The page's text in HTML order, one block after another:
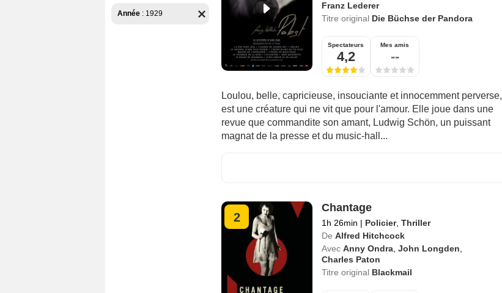
Année : 1929
Franz Lederer
Titre original Die Büchse der Pandora
Spectateurs
4,2
Mes amis
--
Loulou, belle, capricieuse, insouciante et innocemment perverse,
est une créature qui ne vit que pour l'amour. Elle joue dans une
revue que commandite son amant, Ludwig Schön, un puissant
magnat de la presse et du music-hall...
2
Chantage
1h 26min | Policier, Thriller
De Alfred Hitchcock
Avec Anny Ondra, John Longden
Charles Paton
Titre original Blackmail